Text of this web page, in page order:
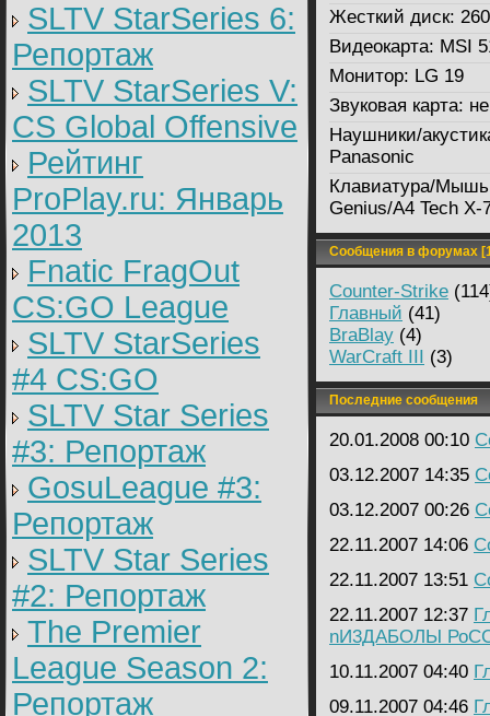
SLTV StarSeries 6:
Репортаж
SLTV StarSeries V:
CS Global Offensive
Рейтинг
ProPlay.ru: Январь
2013
Fnatic FragOut
CS:GO League
SLTV StarSeries
#4 CS:GO
SLTV Star Series
#3: Репортаж
GosuLeague #3:
Репортаж
SLTV Star Series
#2: Репортаж
The Premier
League Season 2:
Репортаж
Жесткий диск:
Видеокарта: MSI
Монитор: LG 19
Звуковая карта:
Наушники/
Panasonic
Клавиатура/
Genius/A4 Tech X-
Сообщения в форумах
Counter-Strike
Главный (41)
BraBlay (4)
WarCraft III (3)
Последние сообщения
20.01.2008 00:10
03.12.2007 14:35
03.12.2007 00:26
22.11.2007 14:06
22.11.2007 13:51
22.11.2007 12:37
nИ3ДАБОЛЫ
10.11.2007 04:40
09.11.2007 04:46